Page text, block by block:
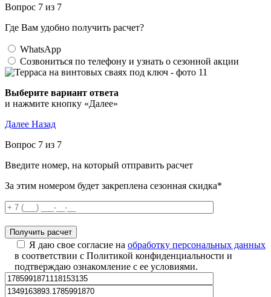
Вопрос 7 из 7
Где Вам удобно получить расчет?
WhatsApp
Созвониться по телефону и узнать о сезонной акции
Выберите вариант ответа
и нажмите кнопку «Далее»
Далее Назад
Вопрос 7 из 7
Введите номер, на который отправить расчет
За этим номером будет закреплена сезонная скидка*
Я даю свое согласие на обработку персональных данных
в соответствии с Политикой конфиденциальности и
подтверждаю ознакомление с ее условиями.